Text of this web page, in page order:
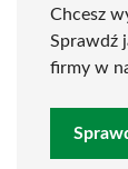
Chcesz
Sprawdź
firmy w